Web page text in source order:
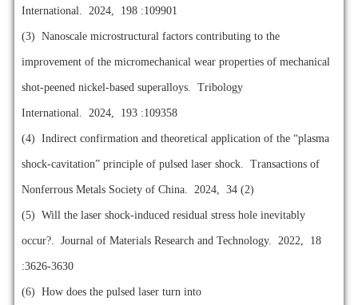
International. 2024, 198 :109901
(3) Nanoscale microstructural factors contributing to the
improvement of the micromechanical wear properties of mechanical
shot-peened nickel-based superalloys. Tribology
International. 2024, 193 :109358
(4) Indirect confirmation and theoretical application of the “plasma
shock-cavitation” principle of pulsed laser shock. Transactions of
Nonferrous Metals Society of China. 2024, 34 (2)
(5) Will the laser shock-induced residual stress hole inevitably
occur?. Journal of Materials Research and Technology. 2022, 18
:3626-3630
(6) How does the pulsed laser turn into